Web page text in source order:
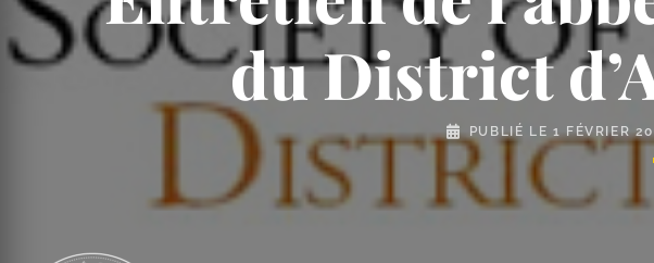
du District
PUBLIÉ LE 1 FÉVRIER